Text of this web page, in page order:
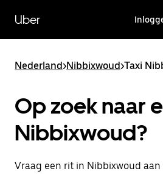
naar
hoofdinhoud
Uber
Nederland>Nibbixwoud>Taxi
Op zoek naar
Nibbixwoud?
Vraag een rit in Nibbixwoud aan